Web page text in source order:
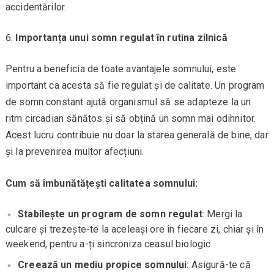
accidentărilor.
Importanța unui somn regulat în rutina zilnică
Pentru a beneficia de toate avantajele somnului, este
important ca acesta să fie regulat și de calitate. Un program
de somn constant ajută organismul să se adapteze la un
ritm circadian sănătos și să obțină un somn mai odihnitor.
Acest lucru contribuie nu doar la starea generală de bine, dar
și la prevenirea multor afecțiuni.
Cum să îmbunătățești calitatea somnului:
Stabilește un program de somn regulat: Mergi la
culcare și trezește-te la aceleași ore în fiecare zi, chiar și în
weekend, pentru a-ți sincroniza ceasul biologic.
Creează un mediu propice somnului: Asigură-te că